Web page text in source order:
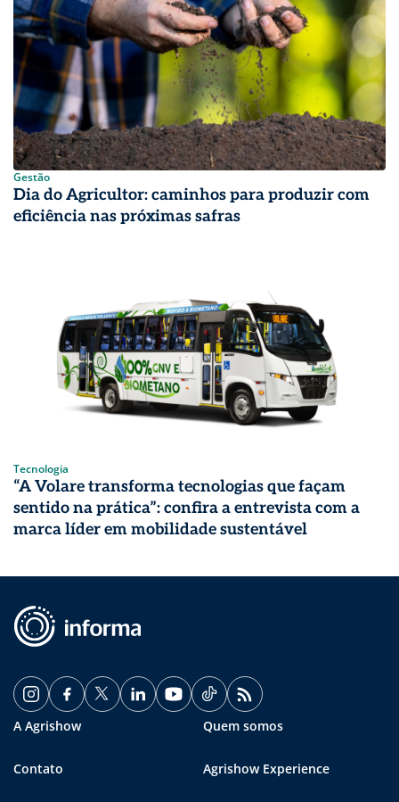
Gestão
Dia do Agricultor: caminhos para produzir com
eficiência nas próximas safras
Tecnologia
“A Volare transforma tecnologias que façam
sentido na prática”: confira a entrevista com a
marca líder em mobilidade sustentável
A Agrishow Quem somos
Contato Agrishow Experience